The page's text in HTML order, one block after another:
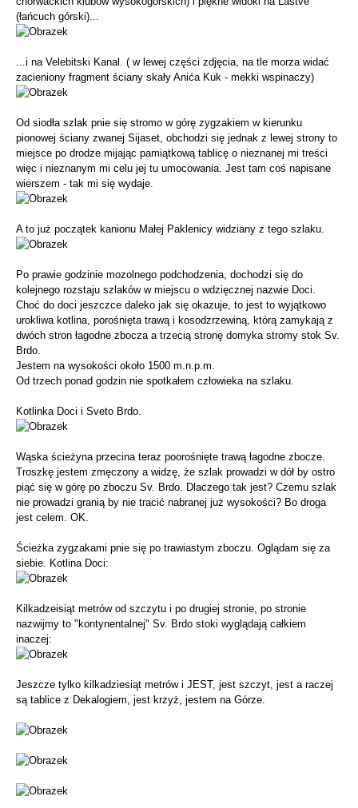
(łańcuch górski)...
...i na Velebitski Kanal. ( w lewej części zdjęcia, na tle morza widać
zacieniony fragment ściany skały Anića Kuk - mekki wspinaczy)
Od siodła szlak pnie się stromo w górę zygzakiem w kierunku
pionowej ściany zwanej Sijaset, obchodzi się jednak z lewej strony to
miejsce po drodze mijając pamiątkową tablicę o nieznanej mi treści
więc i nieznanym mi celu jej tu umocowania. Jest tam coś napisane
wierszem - tak mi się wydaje.
A to już początek kanionu Małej Paklenicy widziany z tego szlaku.
Po prawie godzinie mozolnego podchodzenia, dochodzi się do
kolejnego rozstaju szlaków w miejscu o wdzięcznej nazwie Doci.
Choć do doci jeszczce daleko jak się okazuje, to jest to wyjątkowo
urokliwa kotlina, porośnięta trawą i kosodzrzewiną, którą zamykają z
dwóch stron łagodne zbocza a trzecią stronę domyka stromy stok Sv.
Brdo.
Jestem na wysokości około 1500 m.n.p.m.
Od trzech ponad godzin nie spotkałem człowieka na szlaku.
Kotlinka Doci i Sveto Brdo.
Wąska ścieżyna przecina teraz poorośnięte trawą łagodne zbocze.
Troszkę jestem zmęczony a widzę, że szlak prowadzi w dół by ostro
piąć się w górę po zboczu Sv. Brdo. Dlaczego tak jest? Czemu szlak
nie prowadzi granią by nie tracić nabranej już wysokości? Bo droga
jest celem. OK.
Ścieżka zygzakami pnie się po trawiastym zboczu. Oglądam się za
siebie. Kotlina Doci:
Kilkadzeisiąt metrów od szczytu i po drugiej stronie, po stronie
nazwijmy to "kontynentalnej" Sv. Brdo stoki wyglądają całkiem
inaczej:
Jeszcze tylko kilkadziesiąt metrów i JEST, jest szczyt, jest a raczej
są tablice z Dekalogiem, jest krzyż, jestem na Górze.